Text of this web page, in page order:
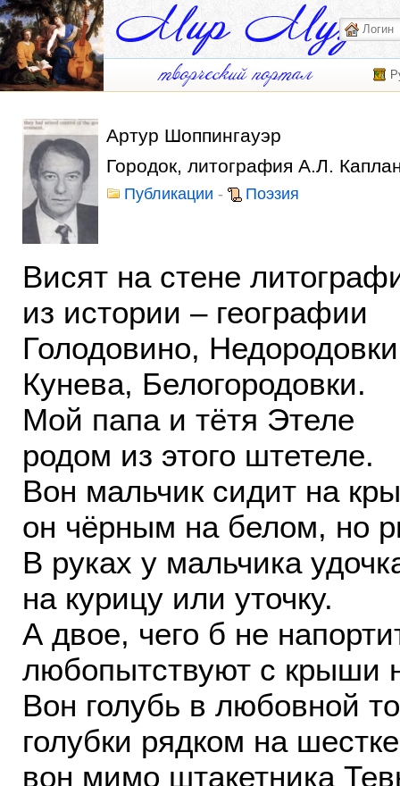
Артур Шоппингауэр
Городок, литография А.Л.
Публикации - Поэзия
Висят на стене
из истории – географии
Голодовино,
Кунева, Белогородовки.
Мой папа и тётя Этеле
родом из этого штетеле.
Вон мальчик сидит на
он чёрным на белом, но
В руках у мальчика
на курицу или уточку.
А двое, чего б не
любопытствуют с крыши
Вон голубь в любовной
голубки рядком на
вон мимо штакетника